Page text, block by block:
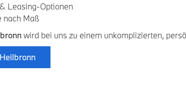
Leasing-Optionen
nach Maß
wird bei uns zu einem unkomplizierten,